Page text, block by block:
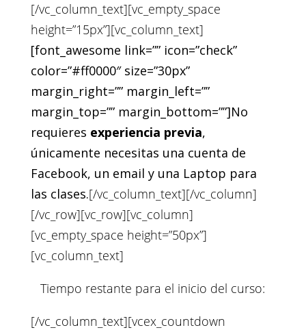
[/vc_column_text][vc_empty_space
height=”15px”][vc_column_text]
[font_awesome link=”” icon=”check”
color=”#ff0000″ size=”30px”
margin_right=”” margin_left=””
margin_top=”” margin_bottom=””]No
requieres experiencia previa,
únicamente necesitas una cuenta de
Facebook, un email y una Laptop para
las clases.[/vc_column_text][/vc_column]
[/vc_row][vc_row][vc_column]
[vc_empty_space height=”50px”]
[vc_column_text]
Tiempo restante para el inicio del curso:
[/vc_column_text][vcex_countdown